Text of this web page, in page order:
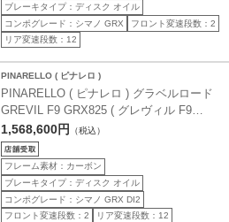
ブレーキタイプ：ディスク オイル
コンポグレード：シマノ GRX
フロント変速段数：2
リア変速段数：12
PINARELLO ( ピナレロ )
PINARELLO ( ピナレロ ) グラベルロード
GREVIL F9 GRX825 ( グレヴィル F9
GRX825 ) E362 レッドワイン 50 ( 身長目
安165cm前後 )
1,568,600円 （税込）
フレーム素材：カーボン
ブレーキタイプ：ディスク オイル
コンポグレード：シマノ GRX DI2
フロント変速段数：2
リア変速段数：12